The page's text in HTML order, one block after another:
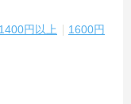
1400円以上
1600円